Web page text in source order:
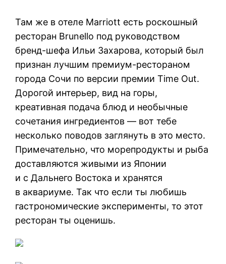
Там же в отеле Marriott есть роскошный
ресторан Brunello под руководством
бренд-шефа Ильи Захарова, который был
признан лучшим премиум-рестораном
города Сочи по версии премии Time Out.
Дорогой интерьер, вид на горы,
креативная подача блюд и необычные
сочетания ингредиентов — вот тебе
несколько поводов заглянуть в это место.
Примечательно, что морепродукты и рыба
доставляются живыми из Японии
и с Дальнего Востока и хранятся
в аквариуме. Так что если ты любишь
гастрономические эксперименты, то этот
ресторан ты оценишь.